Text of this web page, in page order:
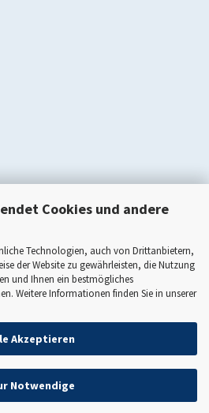
Cookies und andere
Technologien, auch von Drittanbietern,
der Website zu gewährleisten, die Nutzung
und Ihnen ein bestmögliches
Weitere Informationen finden Sie in unserer
Akzeptieren
Notwendige